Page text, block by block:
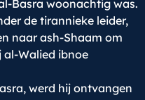
Basra woonachtig was.
de tirannieke leider,
naar ash-Shaam om
al-Walied ibnoe
werd hij ontvangen